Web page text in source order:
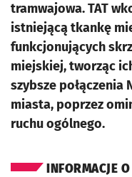
tramwajowa. TAT
istniejącą tkankę
funkcjonujących
miejskiej, tworząc
szybsze połączenia
miasta, poprzez
ruchu ogólnego.
INFORMACJE